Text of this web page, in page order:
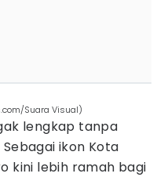
Suara Visual)
lengkap tanpa
ikon Kota
kini lebih ramah bagi